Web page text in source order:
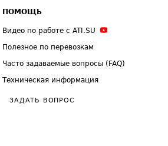
ПОМОЩЬ
Видео по работе с ATI.SU
Полезное по перевозкам
Часто задаваемые вопросы (FAQ)
Техническая информация
ЗАДАТЬ ВОПРОС